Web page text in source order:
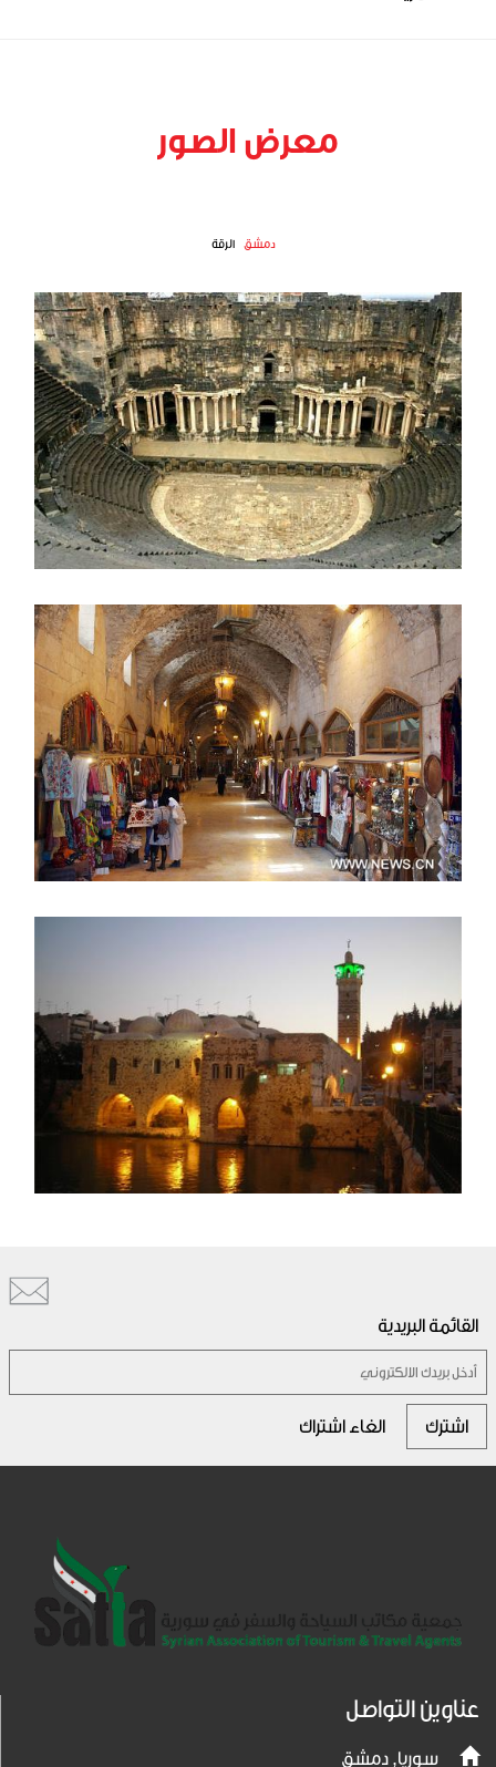
معرض الصور
دمشق الرقة
القائمة البريدية
اشترك الغاء اشتراك
عناوين التواصل
سوريا, دمشق